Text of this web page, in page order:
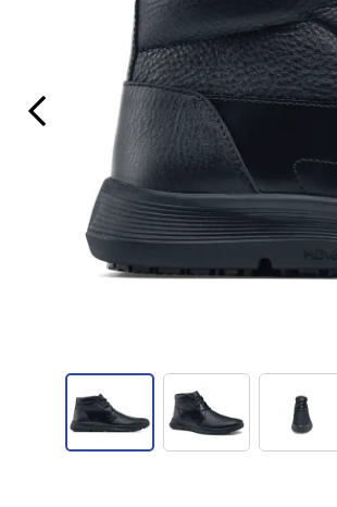
Previous Slide